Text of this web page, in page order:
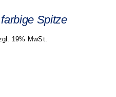
Spitze
19% MwSt.